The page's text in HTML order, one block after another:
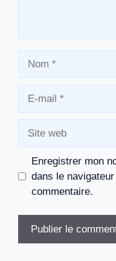
Enregistrer mon
dans le
commentaire.